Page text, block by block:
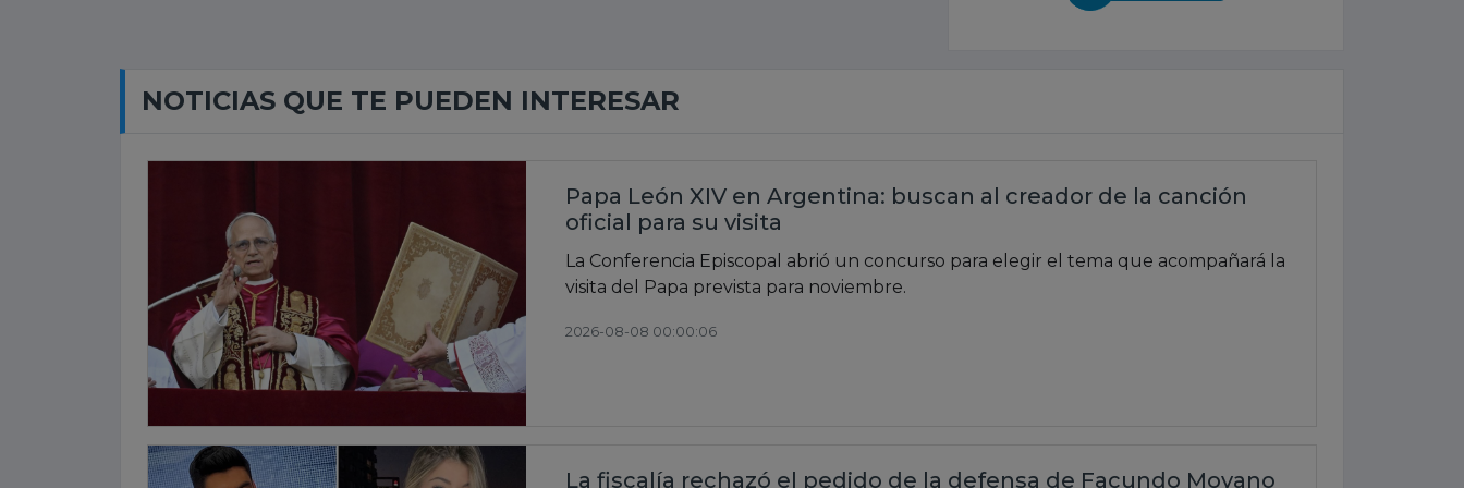
NOTICIAS QUE TE PUEDEN INTERESAR
Papa León XIV en Argentina: buscan al creador de la canción
oficial para su visita
La Conferencia Episcopal abrió un concurso para elegir el tema que acompañará la
visita del Papa prevista para noviembre.
2026-08-08 00:00:06
La fiscalía rechazó el pedido de la defensa de Facundo Moyano